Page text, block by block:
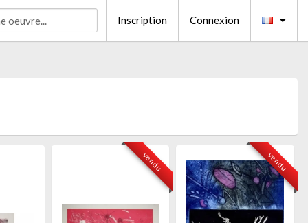
Inscription Connexion
vendu vendu